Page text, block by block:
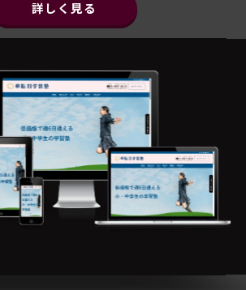
詳しく見る